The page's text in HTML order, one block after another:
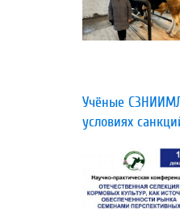
​Учёные
условиях